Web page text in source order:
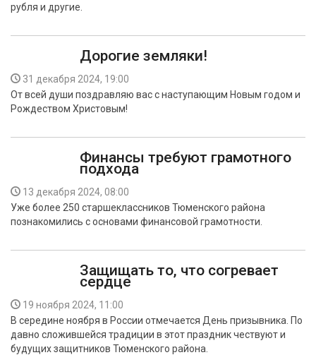
рубля и другие.
Дорогие земляки!
31 декабря 2024, 19:00
От всей души поздравляю вас с наступающим Новым годом и
Рождеством Христовым!
Финансы требуют грамотного
подхода
13 декабря 2024, 08:00
Уже более 250 старшеклассников Тюменского района
познакомились с основами финансовой грамотности.
Защищать то, что согревает
сердце
19 ноября 2024, 11:00
В середине ноября в России отмечается День призывника. По
давно сложившейся традиции в этот праздник чествуют и
будущих защитников Тюменского района.